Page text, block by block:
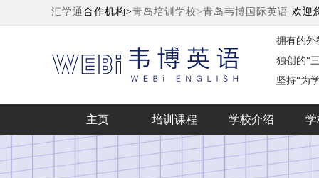
汇学通 合作机构>青岛培训学校>青岛韦博国际英语 欢迎
拥有的外
独创的“
坚持“为
主页 培训课程 学校介绍 学